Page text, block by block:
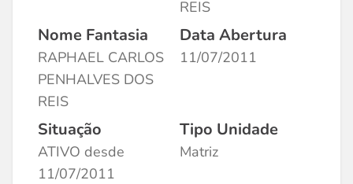
REIS
Nome Fantasia
RAPHAEL CARLOS
PENHALVES DOS
REIS
Data Abertura
11/07/2011
Situação
ATIVO desde
11/07/2011
Tipo Unidade
Matriz